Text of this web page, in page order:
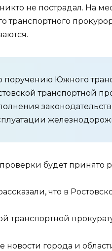
не пострадал. На
транспортного
поручению Южного
транспортной
будет принято
что в
транспортной
новости города и